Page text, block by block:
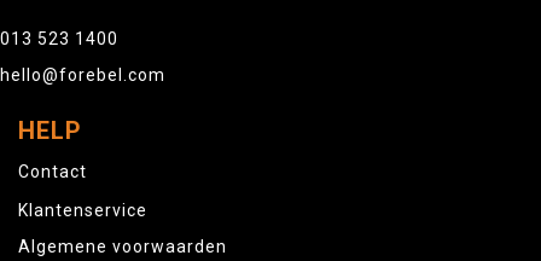
013 523 1400
hello@forebel.com
HELP
Contact
Klantenservice
Algemene voorwaarden